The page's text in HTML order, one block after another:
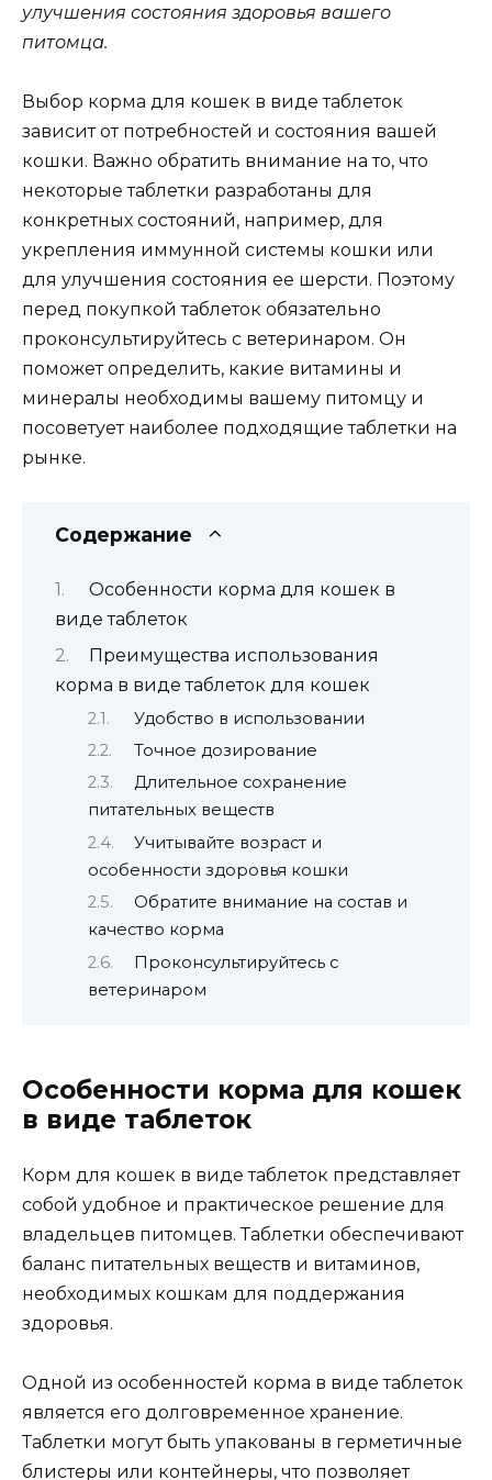
улучшения состояния здоровья вашего
питомца.
Выбор корма для кошек в виде таблеток
зависит от потребностей и состояния вашей
кошки. Важно обратить внимание на то, что
некоторые таблетки разработаны для
конкретных состояний, например, для
укрепления иммунной системы кошки или
для улучшения состояния ее шерсти. Поэтому
перед покупкой таблеток обязательно
проконсультируйтесь с ветеринаром. Он
поможет определить, какие витамины и
минералы необходимы вашему питомцу и
посоветует наиболее подходящие таблетки на
рынке.
Содержание
Особенности корма для кошек в
виде таблеток
Преимущества использования
корма в виде таблеток для кошек
Удобство в использовании
Точное дозирование
Длительное сохранение
питательных веществ
Учитывайте возраст и
особенности здоровья кошки
Обратите внимание на состав и
качество корма
Проконсультируйтесь с
ветеринаром
Особенности корма для кошек
в виде таблеток
Корм для кошек в виде таблеток представляет
собой удобное и практическое решение для
владельцев питомцев. Таблетки обеспечивают
баланс питательных веществ и витаминов,
необходимых кошкам для поддержания
здоровья.
Одной из особенностей корма в виде таблеток
является его долговременное хранение.
Таблетки могут быть упакованы в герметичные
блистеры или контейнеры, что позволяет